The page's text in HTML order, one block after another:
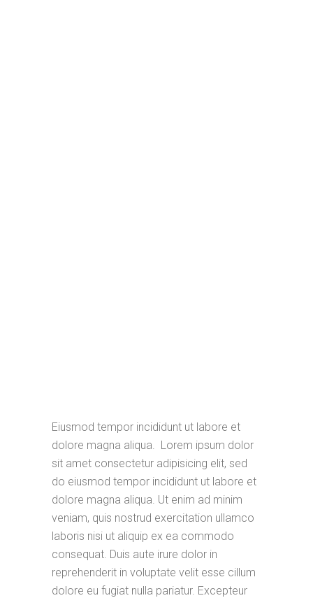
Eiusmod tempor incididunt ut labore et
dolore magna aliqua. Lorem ipsum dolor
sit amet consectetur adipisicing elit, sed
do eiusmod tempor incididunt ut labore et
dolore magna aliqua. Ut enim ad minim
veniam, quis nostrud exercitation ullamco
laboris nisi ut aliquip ex ea commodo
consequat. Duis aute irure dolor in
reprehenderit in voluptate velit esse cillum
dolore eu fugiat nulla pariatur. Excepteur